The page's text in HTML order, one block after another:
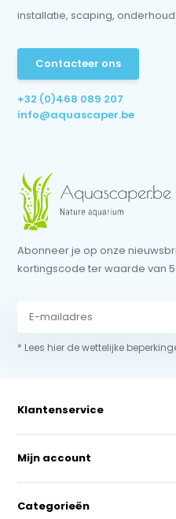
installatie, scaping,
Contacteer ons
+32 (0)468 089 207
info@aquascaper.be
Abonneer je op onze
kortingscode ter waarde van
* Lees hier de wettelijke
Klantenservice
Mijn account
Categorieën